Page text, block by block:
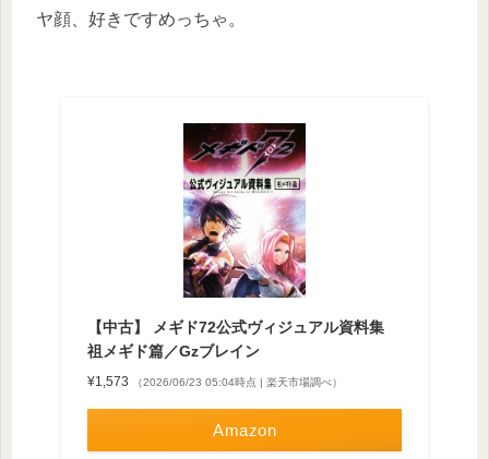
ヤ顔、好きですめっちゃ。
【中古】 メギド72公式ヴィジュアル資料集
祖メギド篇／Gzブレイン
¥1,573 （2026/06/23 05:04時点 | 楽天市場調べ）
Amazon